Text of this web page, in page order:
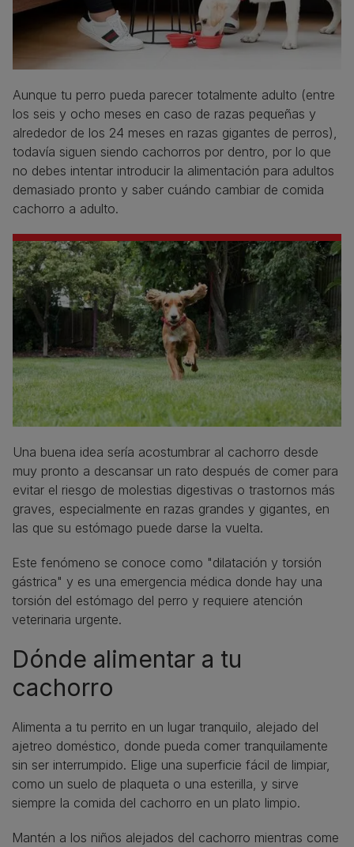
Aunque tu perro pueda parecer totalmente adulto (entre
los seis y ocho meses en caso de razas pequeñas y
alrededor de los 24 meses en razas gigantes de perros),
todavía siguen siendo cachorros por dentro, por lo que
no debes intentar introducir la alimentación para adultos
demasiado pronto y saber cuándo cambiar de comida
cachorro a adulto.
Una buena idea sería acostumbrar al cachorro desde
muy pronto a descansar un rato después de comer para
evitar el riesgo de molestias digestivas o trastornos más
graves, especialmente en razas grandes y gigantes, en
las que su estómago puede darse la vuelta.
Este fenómeno se conoce como "dilatación y torsión
gástrica" y es una emergencia médica donde hay una
torsión del estómago del perro y requiere atención
veterinaria urgente.
Dónde alimentar a tu
cachorro
Alimenta a tu perrito en un lugar tranquilo, alejado del
ajetreo doméstico, donde pueda comer tranquilamente
sin ser interrumpido. Elige una superficie fácil de limpiar,
como un suelo de plaqueta o una esterilla, y sirve
siempre la comida del cachorro en un plato limpio.
Mantén a los niños alejados del cachorro mientras come